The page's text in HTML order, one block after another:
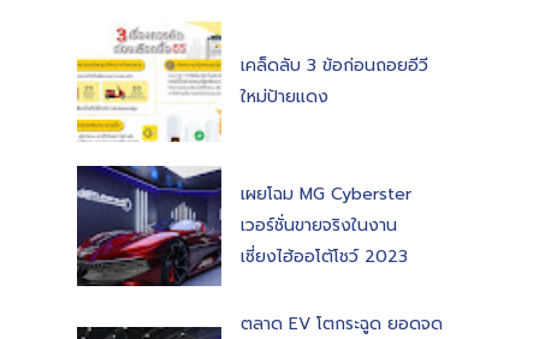
เคล็ดลับ 3 ข้อก่อนถอยอีวี
ใหม่ป้ายแดง
เผยโฉม MG Cyberster
เวอร์ชั่นขายจริงในงาน
เซี่ยงไฮ้ออโต้โชว์ 2023
ตลาด EV โตกระฉูด ยอดจด